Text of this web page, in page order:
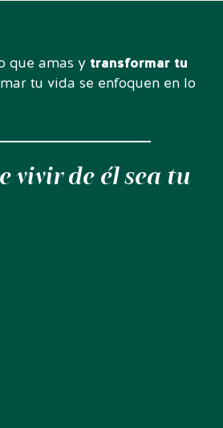
que amas y transformar tu
tu vida se enfoquen en lo
vivir de él sea tu